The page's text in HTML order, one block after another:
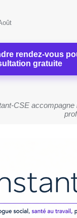
rendez-vous
gratuite
CSE